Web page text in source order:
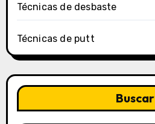
Técnicas de desbaste
Técnicas de putt
Buscar